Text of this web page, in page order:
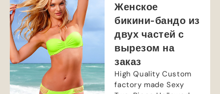
Женское
бикини-бандо из
двух частей с
вырезом на
заказ
High Quality Custom
factory made Sexy